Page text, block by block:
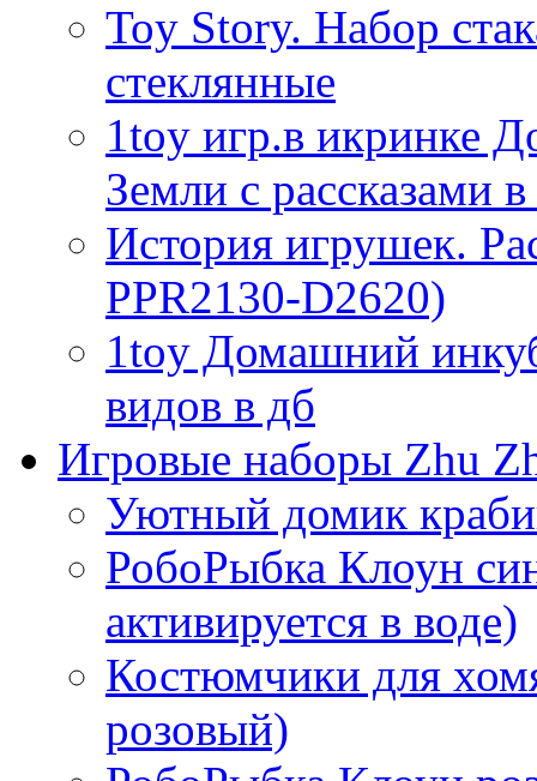
Toy Story. Набор
стеклянные
1toy игр.в икринке
Земли с рассказами
История игрушек.
PPR2130-D2620)
1toy Домашний
видов в дб
Игровые наборы Zhu
Уютный домик
РобоРыбка Клоун
активируется в воде)
Костюмчики для
розовый)